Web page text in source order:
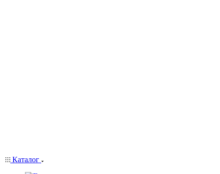
Каталог